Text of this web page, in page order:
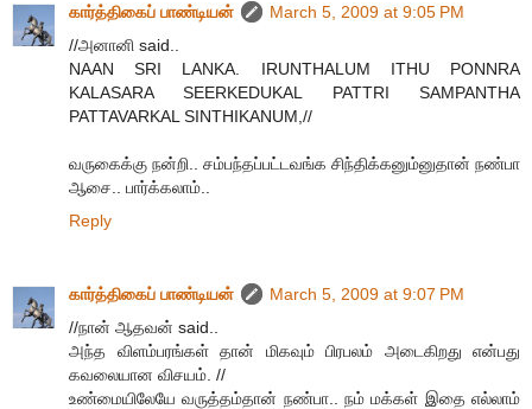
கார்த்திகைப் பாண்டியன்
March 5, 2009 at 9:05 PM
//அனானி said..
NAAN SRI LANKA. IRUNTHALUM ITHU PONNRA
KALASARA SEERKEDUKAL PATTRI SAMPANTHA
PATTAVARKAL SINTHIKANUM,//
வருகைக்கு நன்றி.. சம்பந்தப்பட்டவங்க சிந்திக்கனும்னுதான் நண்பா
ஆசை.. பார்க்கலாம்..
Reply
கார்த்திகைப் பாண்டியன்
March 5, 2009 at 9:07 PM
//நான் ஆதவன் said..
அந்த விளம்பரங்கள் தான் மிகவும் பிரபலம் அடைகிறது என்பது
கவலையான விசயம். //
உண்மையிலேயே வருத்தம்தான் நண்பா.. நம் மக்கள் இதை எல்லாம்